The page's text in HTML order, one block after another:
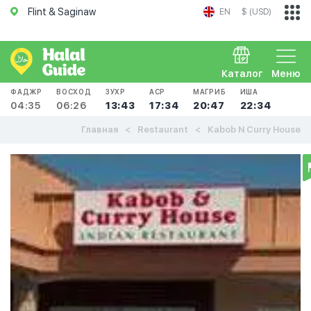
Flint & Saginaw EN $ (USD)
Меню
Каталог
ФАДЖР
04:35
ВОСХОД
06:26
ЗУХР
13:43
АСР
17:34
МАГРИБ
20:47
ИША
22:34
Главная Restaurant Kabob N Curry House